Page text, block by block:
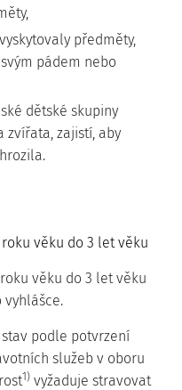
předměty,
pádem nebo
dětské skupiny
zvířata, zajistí, aby
věku do 3 let věku
věku do 3 let věku
vyhlášce.
podle potvrzení
služeb v oboru
1) vyžaduje stravovat